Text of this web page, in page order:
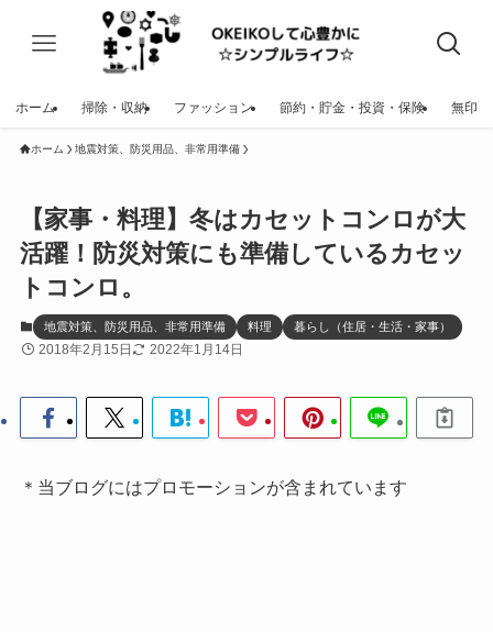
ホーム 掃除・収納 ファッション 節約・貯金・投資・保険 無印
ホーム 地震対策、防災用品、非常用準備
【家事・料理】冬はカセットコンロが大
活躍！防災対策にも準備しているカセッ
トコンロ。
地震対策、防災用品、非常用準備 料理 暮らし（住居・生活・家事）
2018年2月15日 2022年1月14日
＊当ブログにはプロモーションが含まれています